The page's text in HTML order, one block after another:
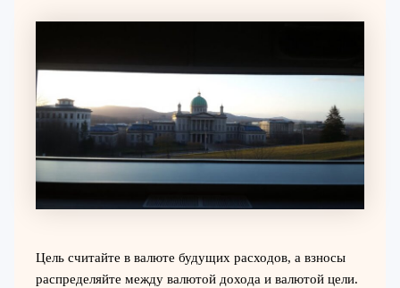
Цель считайте в валюте будущих расходов, а взносы
распределяйте между валютой дохода и валютой цели.